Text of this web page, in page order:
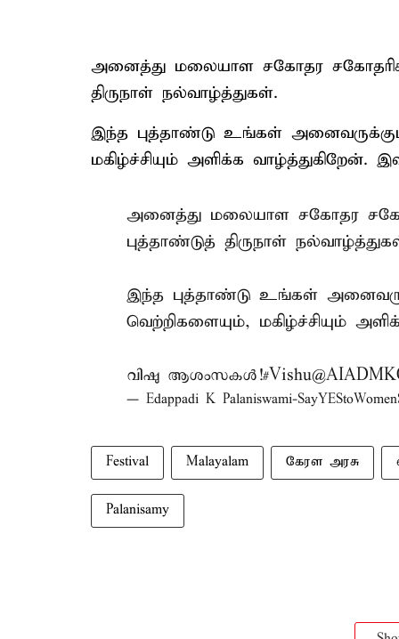
அனைத்து மலையாள சகோதர
திருநாள் நல்வாழ்த்துகள்.
இந்த புத்தாண்டு உங்கள்
மகிழ்ச்சியும் அளிக்க வாழ்த்துகிறேன்.
அனைத்து மலையாள சகோதர
புத்தாண்டுத் திருநாள்
இந்த புத்தாண்டு உங்கள்
வெற்றிகளையும், மகிழ்ச்சியும்
വിഷു ആശംസകൾ!#Vishu
— Edappadi K Palaniswami-
Festival Malayalam கேரள அரசு
Palanisamy